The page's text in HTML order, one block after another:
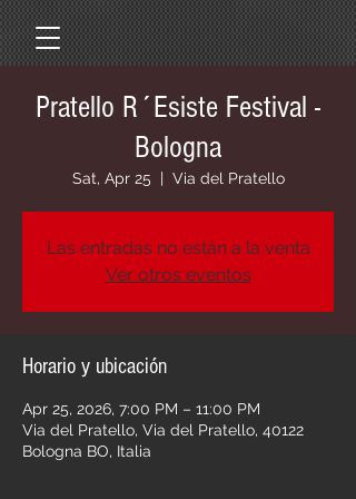
Pratello R´Esiste Festival -
Bologna
Sat, Apr 25
  |
Via del Pratello
Las entradas no están a la venta
Ver otros eventos
Horario y ubicación
Apr 25, 2026, 7:00 PM – 11:00 PM
Via del Pratello, Via del Pratello, 40122
Bologna BO, Italia